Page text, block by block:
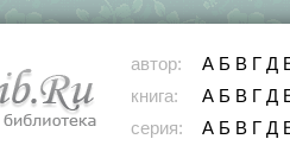
автор: А Б В Г Д
книга:
А Б В Г Д
серия:
А Б В Г Д